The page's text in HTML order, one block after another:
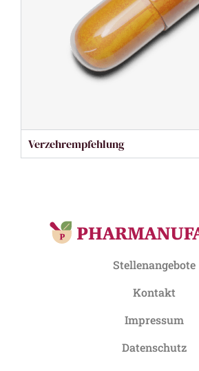
Verzehrempfehlung
Stellenangebote
Kontakt
Impressum
Datenschutz